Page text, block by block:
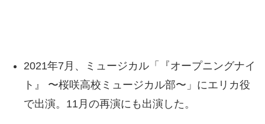
2021年7月、ミュージカル「『オープニングナイ
ト』 〜桜咲高校ミュージカル部〜」にエリカ役
で出演。11月の再演にも出演した。